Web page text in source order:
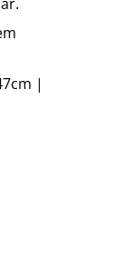
|